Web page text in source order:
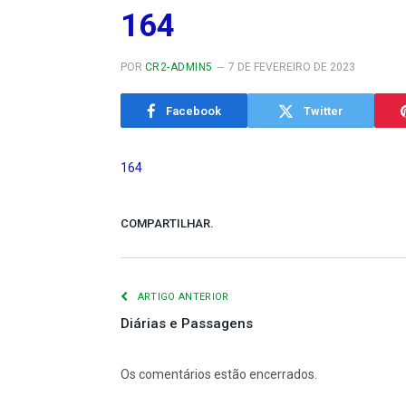
164
POR CR2-ADMIN5 7 DE FEVEREIRO DE 2023
Facebook Twitter
164
COMPARTILHAR.
ARTIGO ANTERIOR
Diárias e Passagens
Os comentários estão encerrados.